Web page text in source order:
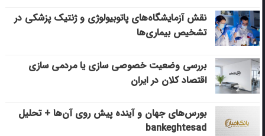
نقش آزمایشگاه‌های پاتوبیولوژی و ژنتیک پزشکی در
تشخیص بیماری‌ها
بررسی وضعیت خصوصی سازی یا مردمی سازی
اقتصاد کلان در ایران
بورس‌های جهان و آینده پیش روی آن‌ها + تحلیل
bankeghtesad